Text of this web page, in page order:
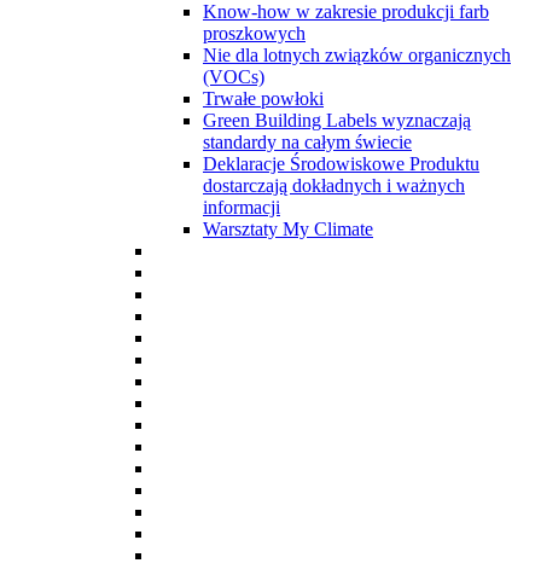
Know-how w zakresie produkcji farb
proszkowych
Nie dla lotnych związków organicznych
(VOCs)
Trwałe powłoki
Green Building Labels wyznaczają
standardy na całym świecie
Deklaracje Środowiskowe Produktu
dostarczają dokładnych i ważnych
informacji
Warsztaty My Climate